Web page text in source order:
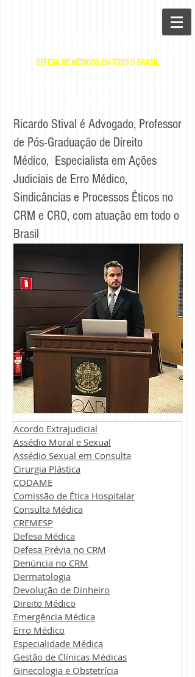
DEFESA DE MÉDICOS EM TODO O BRASIL
Ricardo Stival é Advogado, Professor
de Pós-Graduação de Direito
Médico, Especialista em Ações
Judiciais de Erro Médico,
Sindicâncias e Processos Éticos no
CRM e CRO, com atuação em todo o
Brasil
Acordo Extrajudicial
Assédio Moral e Sexual
Assédio Sexual em Consulta
Cirurgia Plástica
CODAME
Comissão de Ética Hospitalar
Consulta Médica
CREMESP
Defesa Médica
Defesa Prévia no CRM
Denúncia no CRM
Dermatologia
Devolução de Dinheiro
Direito Médico
Emergência Médica
Erro Médico
Especialidade Médica
Gestão de Clínicas Médicas
Ginecologia e Obstetrícia